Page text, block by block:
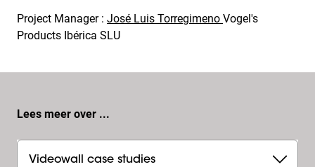
Project Manager : José Luis Torregimeno Vogel's
Products Ibérica SLU
Lees meer over ...
Videowall case studies